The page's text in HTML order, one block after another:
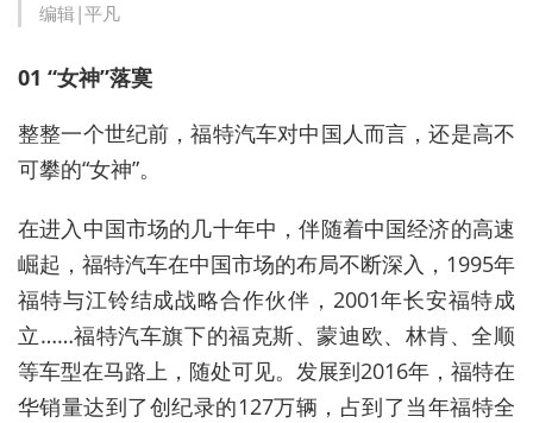
编辑|平凡
01 “女神”落寞
整整一个世纪前，福特汽车对中国人而言，还是高不
可攀的“女神”。
在进入中国市场的几十年中，伴随着中国经济的高速
崛起，福特汽车在中国市场的布局不断深入，1995年
福特与江铃结成战略合作伙伴，2001年长安福特成
立……福特汽车旗下的福克斯、蒙迪欧、林肯、全顺
等车型在马路上，随处可见。发展到2016年，福特在
华销量达到了创纪录的127万辆，占到了当年福特全